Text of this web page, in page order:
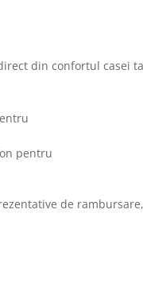
din confortul casei
pentru
de